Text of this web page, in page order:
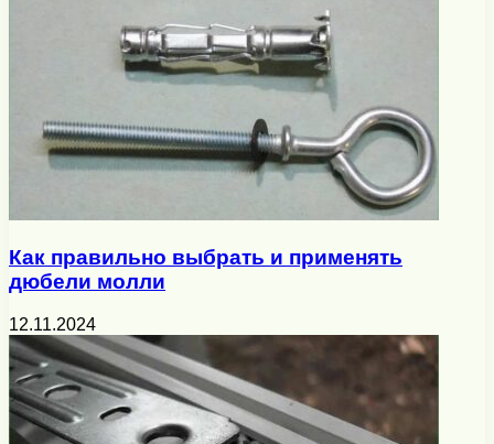
Как правильно выбрать и применять
дюбели молли
12.11.2024